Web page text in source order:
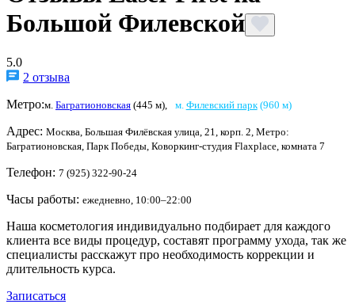
Большой Филевской
5.0
2 отзыва
Метро:м. Багратионовская (445 м) м. Филевский парк(960 м)
Адрес: Москва, Большая Филёвская улица, 21, корп. 2, Метро:
Багратионовская, Парк Победы, Коворкинг-студия Flaxplace, комната 7
Телефон: 7 (925) 322-90-24
Часы работы: ежедневно, 10:00–22:00
Наша косметология индивидуально подбирает для каждого
клиента все виды процедур, составят программу ухода, так же
специалисты расскажут про необходимость коррекции и
длительность курса.
Записаться